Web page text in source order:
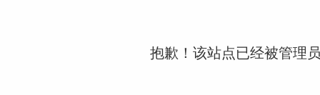
抱歉！该站点已经被管理